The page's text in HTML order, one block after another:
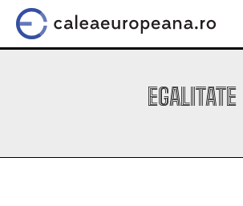
EGALITATE